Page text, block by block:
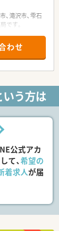
、滝沢市、雫石
す。
て働ける環境
、永年勤続表
てと両立して
プもしっかりし
積める店舗で
経験できるよ
わせ
う方は
公式アカ
て、希望の
着求人が届